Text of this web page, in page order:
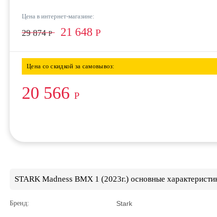
Цена в интернет-магазине:
29 874Р 21 648 Р
Цена со скидкой за самовывоз:
20 566 Р
STARK Madness BMX 1 (2023г.) основные
Бренд: Stark